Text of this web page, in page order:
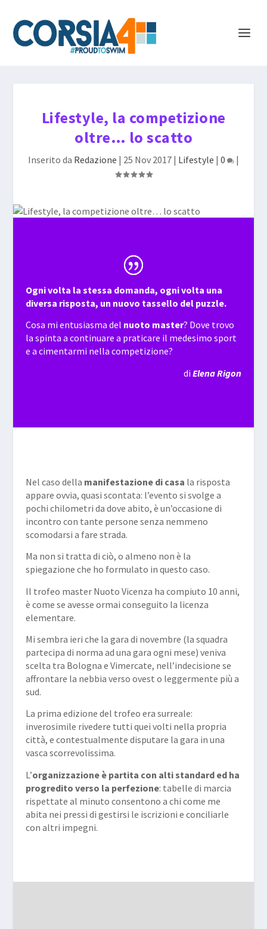
Lifestyle, la competizione
oltre… lo scatto
Inserito da Redazione | 25 Nov 2017 | Lifestyle | 0 |
Ogni volta la stessa domanda, ogni volta una
diversa risposta, un nuovo tassello del puzzle.
Cosa mi entusiasma del nuoto master? Dove trovo
la spinta a continuare a praticare il medesimo sport
e a cimentarmi nella competizione?
diElena Rigon
Nel caso della manifestazione di casa la risposta
appare ovvia, quasi scontata: l’evento si svolge a
pochi chilometri da dove abito, è un’occasione di
incontro con tante persone senza nemmeno
scomodarsi a fare strada.
Ma non si tratta di ciò, o almeno non è la
spiegazione che ho formulato in questo caso.
Il trofeo master Nuoto Vicenza ha compiuto 10 anni,
è come se avesse ormai conseguito la licenza
elementare.
Mi sembra ieri che la gara di novembre (la squadra
partecipa di norma ad una gara ogni mese) veniva
scelta tra Bologna e Vimercate, nell’indecisione se
affrontare la nebbia verso ovest o leggermente più a
sud.
La prima edizione del trofeo era surreale:
inverosimile rivedere tutti quei volti nella propria
città, e contestualmente disputare la gara in una
vasca scorrevolissima.
L’organizzazione è partita con alti standard ed ha
progredito verso la perfezione: tabelle di marcia
rispettate al minuto consentono a chi come me
abita nei pressi di gestirsi le iscrizioni e conciliarle
con altri impegni.